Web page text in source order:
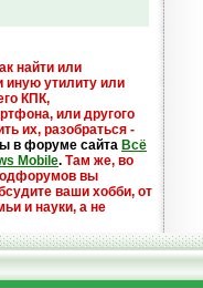
найти или
иную утилиту или
КПК,
или другого
их, разобраться -
в форуме сайта Всё
Mobile. Там же, во
вы
ваши хобби, от
и науки, а не